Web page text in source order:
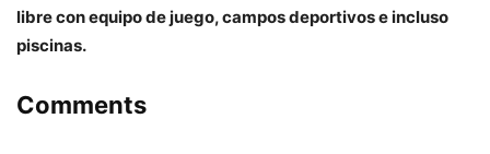
libre con equipo de juego, campos deportivos e incluso
piscinas.
Comments